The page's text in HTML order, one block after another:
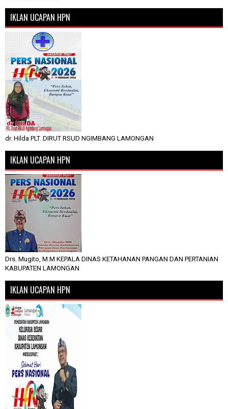
IKLAN UCAPAN HPN
dr. Hilda PLT. DIRUT RSUD NGIMBANG LAMONGAN
IKLAN UCAPAN HPN
Drs. Mugito, M.M KEPALA DINAS KETAHANAN PANGAN DAN PERTANIAN
KABUPATEN LAMONGAN
IKLAN UCAPAN HPN